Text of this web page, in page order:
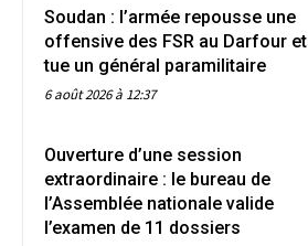
Soudan : l’armée repousse une
offensive des FSR au Darfour et
tue un général paramilitaire
6 août 2026 à 12:37
Ouverture d’une session
extraordinaire : le bureau de
l’Assemblée nationale valide
l’examen de 11 dossiers